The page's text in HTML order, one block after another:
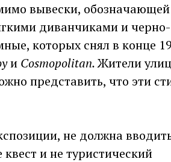
вывески,
диванчиками и черно-
которых снял в конце
и Cosmopolitan.Жители улиц
представить, что эти
не должна
и не туристический